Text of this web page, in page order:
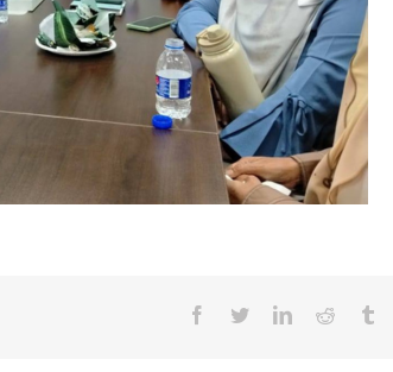
Facebook
TwitterLinkedInReddit